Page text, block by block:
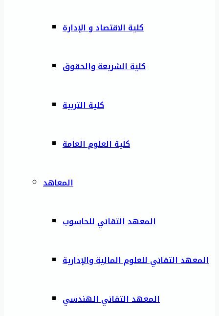
كلية الاقتصاد و الإدارة
كلية الشريعة والحقوق
كلية التربية
كلية العلوم العامة
المعاهد
المعهد التقاني للحاسوب
المعهد التقاني للعلوم المالية والإدارية
المعهد التقاني الهندسي